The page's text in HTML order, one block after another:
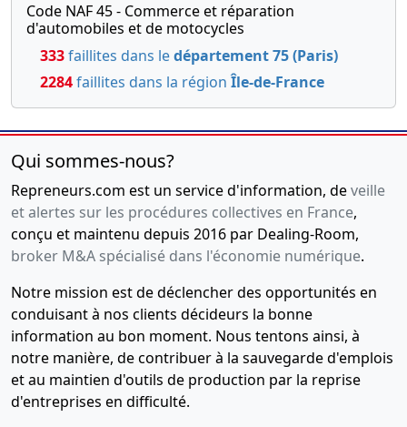
Code NAF 45 - Commerce et réparation
d'automobiles et de motocycles
333faillites dans ledépartement 75 (Paris)
2284faillites dans la région Île-de-France
Qui sommes-nous?
Repreneurs.com est un service d'information, deveille
et alertes sur les procédures collectives en France,
conçu et maintenu depuis 2016 par Dealing-Room,
broker M&A spécialisé dans l'économie numérique.
Notre mission est de déclencher des opportunités en
conduisant à nos clients décideurs la bonne
information au bon moment. Nous tentons ainsi, à
notre manière, de contribuer à la sauvegarde d'emplois
et au maintien d'outils de production par la reprise
d'entreprises en difficulté.